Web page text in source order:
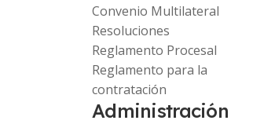
Convenio Multilateral
Resoluciones
Reglamento Procesal
Reglamento para la
contratación
Administración